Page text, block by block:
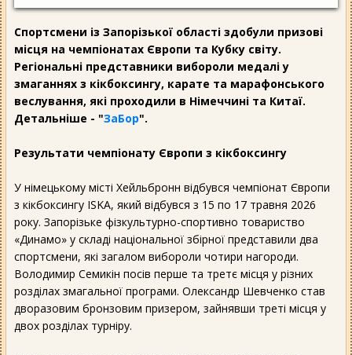
Спортсмени із Запорізької області здобули призові
місця на чемпіонатах Європи та Кубку світу.
Регіональні представники вибороли медалі у
змаганнях з кікбоксингу, карате та марафонського
веслування, які проходили в Німеччині та Китаї.
Детальніше - "ЗаБор".
Результати чемпіонату Європи з кікбоксингу
У німецькому місті Хейльбронн відбувся чемпіонат Європи
з кікбоксингу ISKA, який відбувся з 15 по 17 травня 2026
року. Запорізьке фізкультурно-спортивно товариство
«Динамо» у складі національної збірної представили два
спортсмени, які загалом вибороли чотири нагороди.
Володимир Семикін посів перше та третє місця у різних
розділах змагальної програми. Олександр Шевченко став
дворазовим бронзовим призером, зайнявши треті місця у
двох розділах турніру.